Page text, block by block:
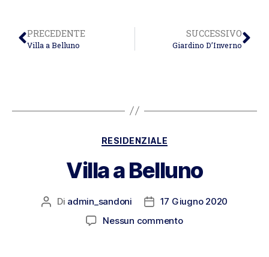
PRECEDENTE
Villa a Belluno
SUCCESSIVO
Giardino D’Inverno
RESIDENZIALE
Villa a Belluno
Di admin_sandoni
17 Giugno 2020
Nessun commento